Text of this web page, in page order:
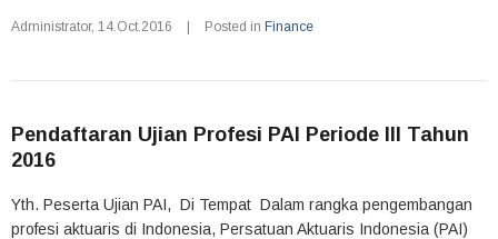
Administrator, 14.Oct.2016 Posted in Finance
Pendaftaran Ujian Profesi PAI Periode III Tahun
2016
Yth. Peserta Ujian PAI, Di Tempat Dalam rangka pengembangan
profesi aktuaris di Indonesia, Persatuan Aktuaris Indonesia (PAI)